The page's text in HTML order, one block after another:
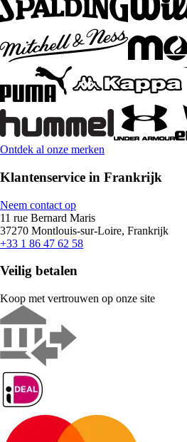
Ontdek al onze merken
Klantenservice in Frankrijk
Neem contact op
11 rue Bernard Maris
37270 Montlouis-sur-Loire, Frankrijk
+33 1 86 47 62 58
Veilig betalen
Koop met vertrouwen op onze site